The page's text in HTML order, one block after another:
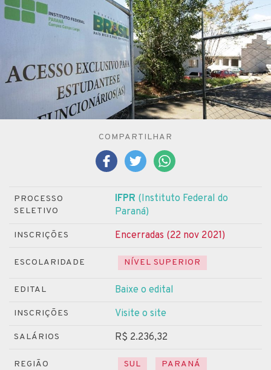
COMPARTILHAR
PROCESSO
SELETIVO
IFPR (Instituto Federal do
Paraná)
INSCRIÇÕES Encerradas (22 nov 2021)
ESCOLARIDADE NÍVEL SUPERIOR
EDITAL Baixe o edital
INSCRIÇÕES Visite o site
SALÁRIOS R$ 2.236,32
REGIÃO SUL PARANÁ